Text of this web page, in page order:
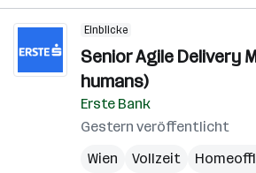
Einblicke
Senior Agile Delivery
humans)
Erste Bank
Gestern veröffentlicht
Wien
Vollzeit